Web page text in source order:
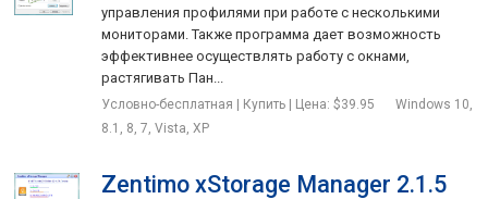
управления профилями при работе с несколькими
мониторами. Также программа дает возможность
эффективнее осуществлять работу с окнами,
растягивать Пан...
Условно-бесплатная | Купить | Цена: $39.95
Windows 10,
8.1, 8, 7, Vista, XP
Zentimo xStorage Manager 2.1.5